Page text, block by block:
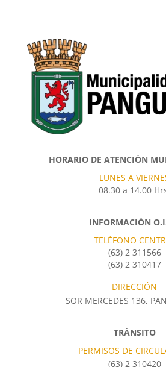
HORARIO DE ATENCIÓN
LUNES A
08.30 a 14.00
INFORMACIÓN
TELÉFONO
(63) 2 311566
(63) 2 310417
DIRECCIÓN
SOR MERCEDES 136,
TRÁNSITO
PERMISOS DE
(63) 2 310420